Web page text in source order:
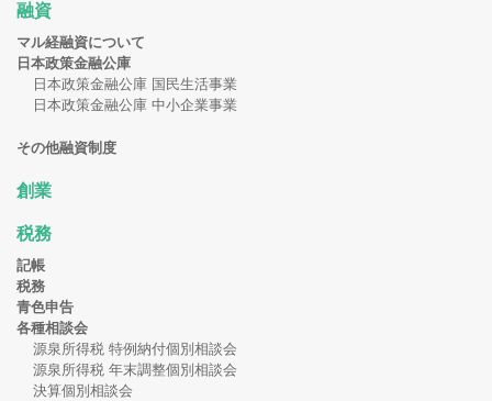
融資
マル経融資について
日本政策金融公庫
日本政策金融公庫 国民生活事業
日本政策金融公庫 中小企業事業
その他融資制度
創業
税務
記帳
税務
青色申告
各種相談会
源泉所得税 特例納付個別相談会
源泉所得税 年末調整個別相談会
決算個別相談会